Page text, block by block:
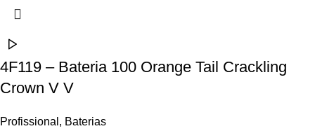
4F119 – Bateria 100 Orange Tail Crackling
Crown V V
Profissional , Baterias